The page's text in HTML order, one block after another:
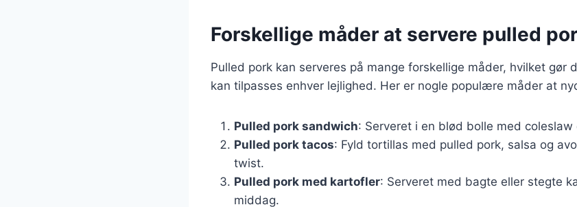
Forskellige måder at servere pulled
Pulled pork kan serveres på mange forskellige måder, hvilket gør
kan tilpasses enhver lejlighed. Her er nogle populære måder at
Pulled pork sandwich: Serveret i en blød bolle med coleslaw
Pulled pork tacos: Fyld tortillas med pulled pork, salsa og
twist.
Pulled pork med kartofler: Serveret med bagte eller stegte
middag.